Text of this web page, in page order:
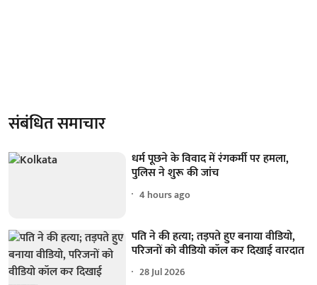
संबंधित समाचार
धर्म पूछने के विवाद में रंगकर्मी पर हमला,
पुलिस ने शुरू की जांच
4 hours ago
पति ने की हत्या; तड़पते हुए बनाया वीडियो,
परिजनों को वीडियो कॉल कर दिखाई वारदात
28 Jul 2026